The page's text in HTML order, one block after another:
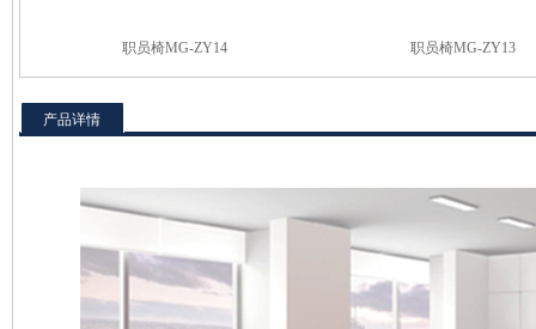
职员椅MG-ZY14 职员椅MG-ZY13
产品详情